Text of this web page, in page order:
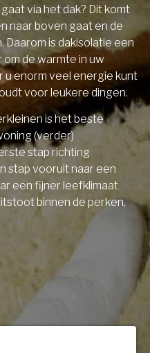
via het dak? Dit komt
naar boven gaat en de
Daarom is dakisolatie een
de warmte in uw
enorm veel energie kunt
voor leukere dingen.
is het beste
(verder)
stap richting
stap vooruit naar een
een fijner leefklimaat
binnen de perken,